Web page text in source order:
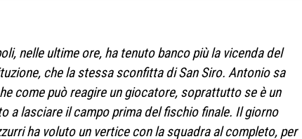
nelle ultime ore, ha tenuto banco più la vicenda del
che la stessa sconfitta di San Siro. Antonio sa
come può reagire un giocatore, soprattutto se è un
a lasciare il campo prima del fischio finale. Il giorno
ha voluto un vertice con la squadra al completo, per